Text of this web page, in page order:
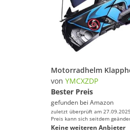
von YMCXZDP
Bester Preis
gefunden bei Amazon
zuletzt überprüft am
Preis kann sich seitdem
Keine weiteren Anbieter